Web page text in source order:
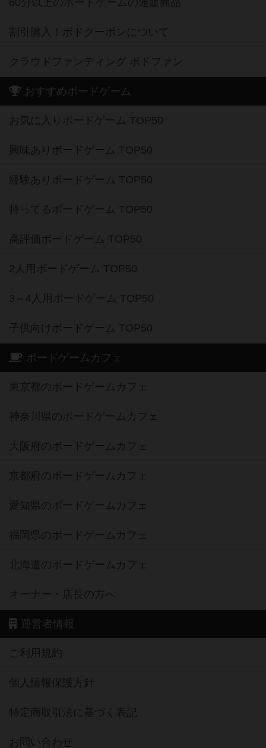
割引購入！ボドクーポンについて
クラウドファンディング ボドファン
おすすめボードゲーム
お気に入りボードゲーム TOP50
興味ありボードゲーム TOP50
経験ありボードゲーム TOP50
持ってるボードゲーム TOP50
高評価ボードゲーム TOP50
2人用ボードゲーム TOP50
3～4人用ボードゲーム TOP50
子供向けボードゲーム TOP50
ボードゲームカフェ
東京都のボードゲームカフェ
神奈川県のボードゲームカフェ
大阪府のボードゲームカフェ
京都府のボードゲームカフェ
愛知県のボードゲームカフェ
福岡県のボードゲームカフェ
北海道のボードゲームカフェ
オーナー・店長の方へ
運営者情報
ご利用規約
個人情報保護方針
特定商取引法に基づく表記
お問い合わせ